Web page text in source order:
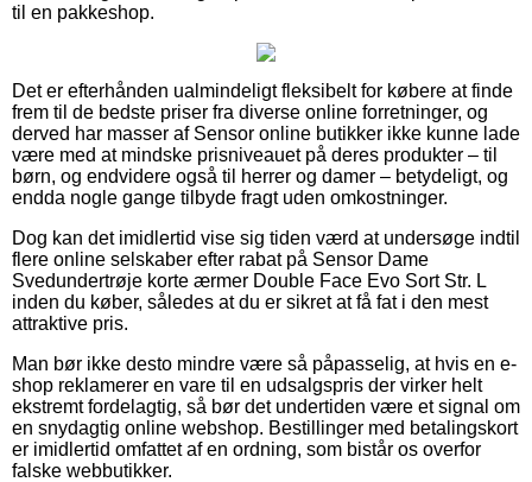
til en pakkeshop.
Det er efterhånden ualmindeligt fleksibelt for købere at finde
frem til de bedste priser fra diverse online forretninger, og
derved har masser af Sensor online butikker ikke kunne lade
være med at mindske prisniveauet på deres produkter – til
børn, og endvidere også til herrer og damer – betydeligt, og
endda nogle gange tilbyde fragt uden omkostninger.
Dog kan det imidlertid vise sig tiden værd at undersøge indtil
flere online selskaber efter rabat på Sensor Dame
Svedundertrøje korte ærmer Double Face Evo Sort Str. L
inden du køber, således at du er sikret at få fat i den mest
attraktive pris.
Man bør ikke desto mindre være så påpasselig, at hvis en e-
shop reklamerer en vare til en udsalgspris der virker helt
ekstremt fordelagtig, så bør det undertiden være et signal om
en snydagtig online webshop. Bestillinger med betalingskort
er imidlertid omfattet af en ordning, som bistår os overfor
falske webbutikker.